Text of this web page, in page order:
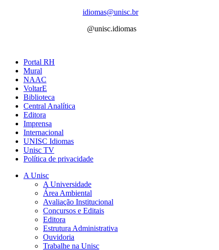
idiomas@unisc.br
@unisc.idiomas
Portal RH
Mural
NAAC
VoltarE
Biblioteca
Central Analítica
Editora
Imprensa
Internacional
UNISC Idiomas
Unisc TV
Política de privacidade
A Unisc
A Universidade
Área Ambiental
Avaliação Institucional
Concursos e Editais
Editora
Estrutura Administrativa
Ouvidoria
Trabalhe na Unisc